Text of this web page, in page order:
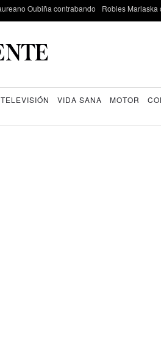
Oubiña contrabando Robles Marlaska
TELEVISIÓN VIDA SANA MOTOR